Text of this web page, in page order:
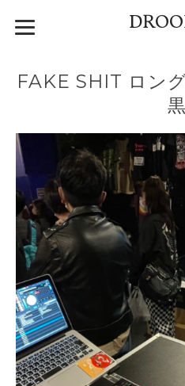
FAKE SHIT ロン
黒